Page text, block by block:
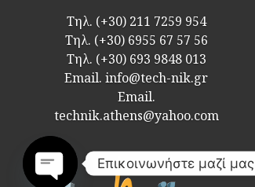
Τηλ. (+30) 211 7259 954
Τηλ. (+30) 6955 67 57 56
Τηλ. (+30) 693 9848 013
Email.info@tech-nik.gr
Email.
technik.athens@yahoo.com
Επικοινωνήστε μαζί μας